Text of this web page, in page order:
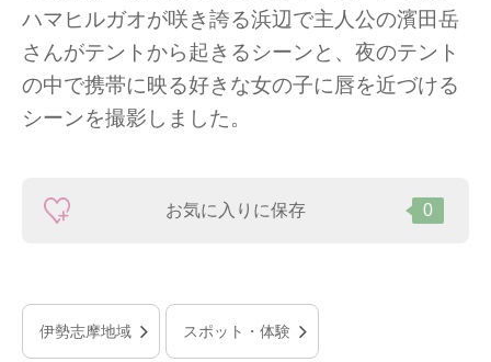
ハマヒルガオが咲き誇る浜辺で主人公の濱田岳
さんがテントから起きるシーンと、夜のテント
の中で携帯に映る好きな女の子に唇を近づける
シーンを撮影しました。
お気に入りに保存 0
伊勢志摩地域 スポット・体験